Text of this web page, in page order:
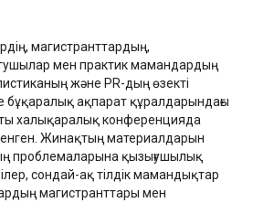
магистранттардың,
мен практик мамандардың
және PR-дың өзекті
бұқаралық ақпарат құралдарындағы
халықаралық конференцияда
Жинақтың материалдарын
проблемаларына қызығушылық
сондай-ақ тілдік мамандықтар
магистранттары мен